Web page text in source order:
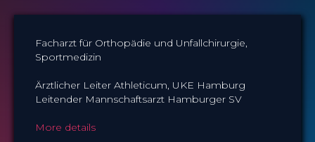
Facharzt für Orthopädie und Unfallchirurgie,
Sportmedizin
Ärztlicher Leiter Athleticum, UKE Hamburg
Leitender Mannschaftsarzt Hamburger SV
More details